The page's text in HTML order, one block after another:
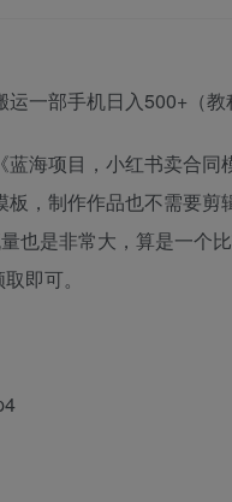
海项目，小红书卖合
，制作作品也不需要
也是非常大，算是一个
即可。